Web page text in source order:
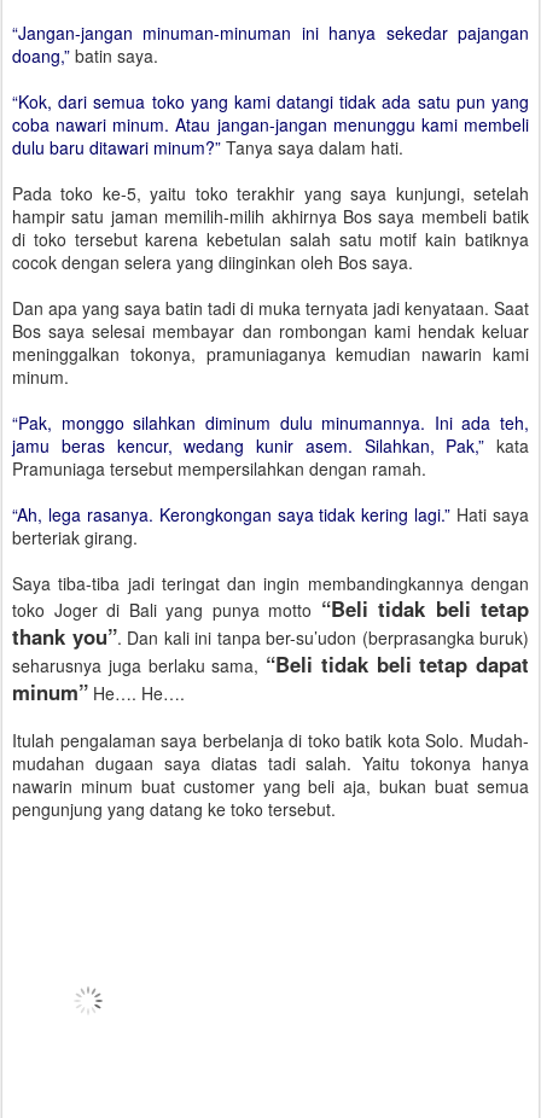
“Jangan-jangan minuman-minuman ini hanya sekedar pajangan
doang,” batin saya.
“Kok, dari semua toko yang kami datangi tidak ada satu pun yang
coba nawari minum. Atau jangan-jangan menunggu kami membeli
dulu baru ditawari minum?” Tanya saya dalam hati.
Pada toko ke-5, yaitu toko terakhir yang saya kunjungi, setelah
hampir satu jaman memilih-milih akhirnya Bos saya membeli batik
di toko tersebut karena kebetulan salah satu motif kain batiknya
cocok dengan selera yang diinginkan oleh Bos saya.
Dan apa yang saya batin tadi di muka ternyata jadi kenyataan. Saat
Bos saya selesai membayar dan rombongan kami hendak keluar
meninggalkan tokonya, pramuniaganya kemudian nawarin kami
minum.
“Pak, monggo silahkan diminum dulu minumannya. Ini ada teh,
jamu beras kencur, wedang kunir asem. Silahkan, Pak,” kata
Pramuniaga tersebut mempersilahkan dengan ramah.
“Ah, lega rasanya. Kerongkongan saya tidak kering lagi.” Hati saya
berteriak girang.
Saya tiba-tiba jadi teringat dan ingin membandingkannya dengan
toko Joger di Bali yang punya motto “Beli tidak beli tetap
thank you”. Dan kali ini tanpa ber-su’udon (berprasangka buruk)
seharusnya juga berlaku sama, “Beli tidak beli tetap dapat
minum” He…. He….
Itulah pengalaman saya berbelanja di toko batik kota Solo. Mudah-
mudahan dugaan saya diatas tadi salah. Yaitu tokonya hanya
nawarin minum buat customer yang beli aja, bukan buat semua
pengunjung yang datang ke toko tersebut.